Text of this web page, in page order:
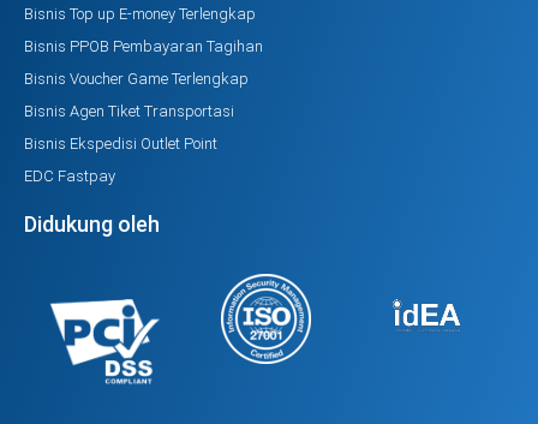
Bisnis Top up E-money Terlengkap
Bisnis PPOB Pembayaran Tagihan
Bisnis Voucher Game Terlengkap
Bisnis Agen Tiket Transportasi
Bisnis Ekspedisi Outlet Point
EDC Fastpay
Didukung oleh